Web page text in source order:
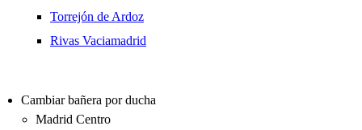
Torrejón de Ardoz
Rivas Vaciamadrid
Cambiar bañera por ducha
Madrid Centro